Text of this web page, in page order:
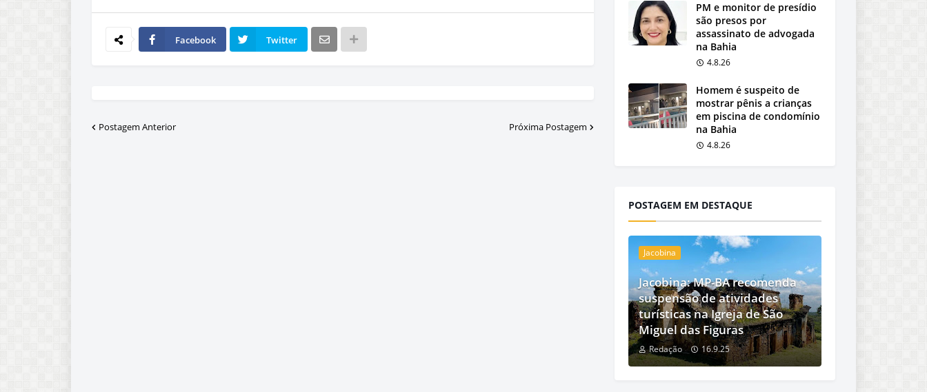
Facebook Twitter
Postagem Anterior Próxima Postagem
PM e monitor de presídio
são presos por
assassinato de advogada
na Bahia
4.8.26
Homem é suspeito de
mostrar pênis a crianças
em piscina de condomínio
na Bahia
4.8.26
POSTAGEM EM DESTAQUE
Jacobina
Jacobina: MP-BA recomenda
suspensão de atividades
turísticas na Igreja de São
Miguel das Figuras
Redação 16.9.25